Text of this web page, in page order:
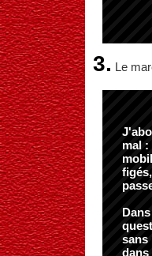
3. Le
mal
sans
dans